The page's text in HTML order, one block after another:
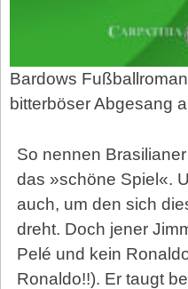
Bardows
bitterböser Abgesang
So nennen
das »schöne Spiel«.
auch, um den sich
dreht. Doch jener
Pelé und kein
Ronaldo!!). Er taugt